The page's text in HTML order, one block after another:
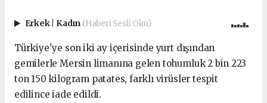
Erkek Kadın (Haberi Sesli Oku)
Türkiye'ye son iki ay içerisinde yurt dışından
gemilerle Mersin limanına gelen tohumluk 2 bin 223
ton 150 kilogram patates, farklı virüsler tespit
edilince iade edildi.